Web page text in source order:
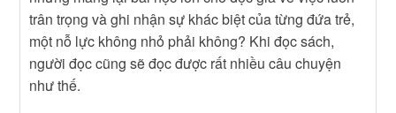
trân trọng và ghi nhận sự khác biệt của từng đứa trẻ,
một nỗ lực không nhỏ phải không? Khi đọc sách,
người đọc cũng sẽ đọc được rất nhiều câu chuyện
như thế.